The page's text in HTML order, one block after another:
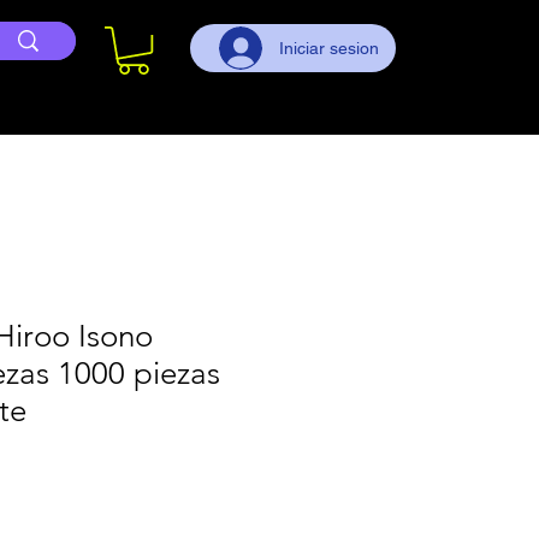
Iniciar sesion
Isono
1000 piezas